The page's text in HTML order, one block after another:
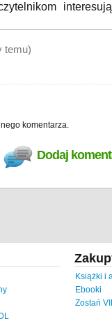
temu)
komentarza.
Dodaj
Książki i
Ebooki
Zostań